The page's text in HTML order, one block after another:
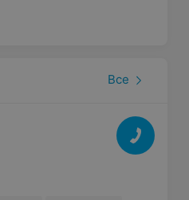
Все